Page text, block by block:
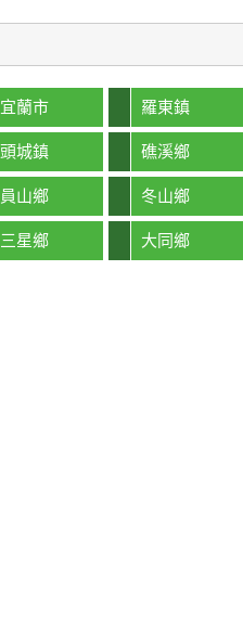
宜蘭市 羅東鎮
頭城鎮 礁溪鄉
員山鄉 冬山鄉
三星鄉 大同鄉